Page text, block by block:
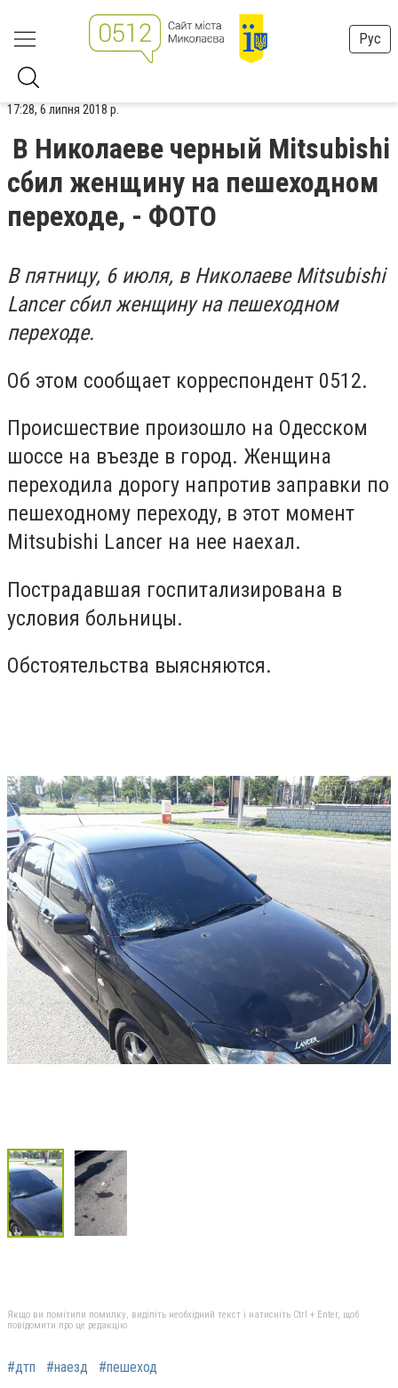
Рус
17:28, 6 липня 2018 р.
В Николаеве черный Mitsubishi
сбил женщину на пешеходном
переходе, - ФОТО
В пятницу, 6 июля, в Николаеве Mitsubishi
Lancer сбил женщину на пешеходном
переходе.
Об этом сообщает корреспондент 0512.
Происшествие произошло на Одесском
шоссе на въезде в город. Женщина
переходила дорогу напротив заправки по
пешеходному переходу, в этот момент
Mitsubishi Lancer на нее наехал.
Пострадавшая госпитализирована в
условия больницы.
Обстоятельства выясняются.
Якщо ви помітили помилку, виділіть необхідний текст і натисніть Ctrl + Enter, щоб
повідомити про це редакцію
#дтп #наезд #пешеход